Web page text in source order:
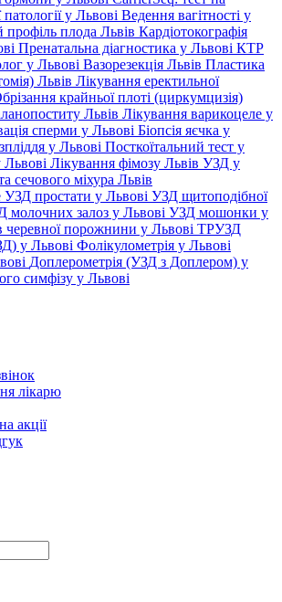
у Львові Ведення вагітності у
профіль плода Львів Кардіотокографія
Пренатальна діагностика у Львові КТР
у Львові Вазорезекція Львів Пластика
Львів Лікування еректильної
крайньої плоті (циркумцизія)
Львів Лікування варикоцеле у
сперми у Львові Біопсія яєчка у
у Львові Посткоїтальний тест у
Лікування фімозу Львів УЗД у
сечового міхура Львів
УЗД простати у Львові УЗД щитоподібної
молочних залоз у Львові УЗД мошонки у
черевної порожнини у Львові ТРУЗД
у Львові Фолікулометрія у Львові
Доплерометрія (УЗД з Доплером) у
симфізу у Львові
лікарю
акції